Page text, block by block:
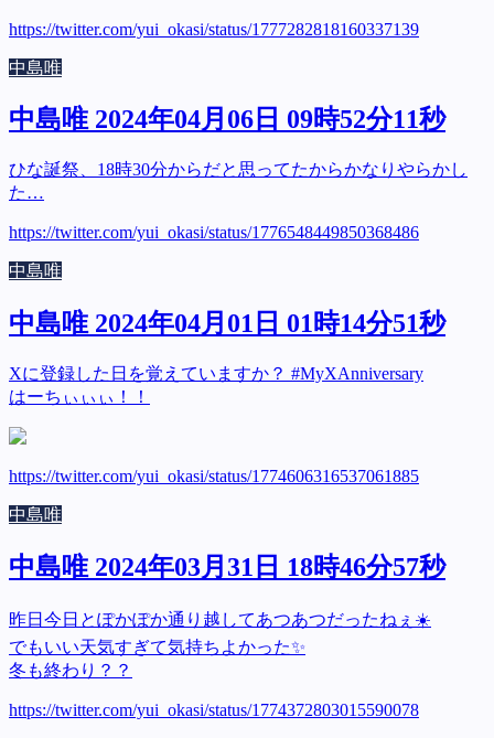
https://twitter.com/yui_okasi/status/1777282818160337139
中島唯
中島唯 2024年04月06日 09時52分11秒
ひな誕祭、18時30分からだと思ってたからかなりやらかし
た…
https://twitter.com/yui_okasi/status/1776548449850368486
中島唯
中島唯 2024年04月01日 01時14分51秒
Xに登録した日を覚えていますか？ #MyXAnniversary
はーちぃぃぃ！！
https://twitter.com/yui_okasi/status/1774606316537061885
中島唯
中島唯 2024年03月31日 18時46分57秒
昨日今日とぽかぽか通り越してあつあつだったねぇ☀️
でもいい天気すぎて気持ちよかった✨
冬も終わり？？
https://twitter.com/yui_okasi/status/1774372803015590078